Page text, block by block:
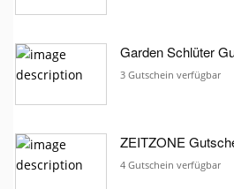
Garden Schlüter
3 Gutschein verfügbar
ZEITZONE
4 Gutschein verfügbar